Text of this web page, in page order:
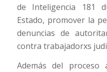
de Inteligencia 181
Estado, promover la
denuncias de
contra trabajadorxs
Además del